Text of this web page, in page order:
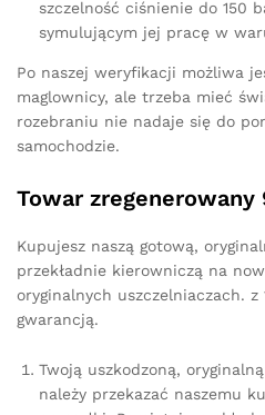
szczelność ciśnienie do 150
symulującym jej pracę w
Po naszej weryfikacji możliwa
maglownicy, ale trzeba mieć
rozebraniu nie nadaje się do
samochodzie.
Towar zregenerowany
Kupujesz naszą gotową,
przekładnie kierowniczą na
oryginalnych uszczelniaczach. z
gwarancją.
Twoją uszkodzoną,
należy przekazać naszemu